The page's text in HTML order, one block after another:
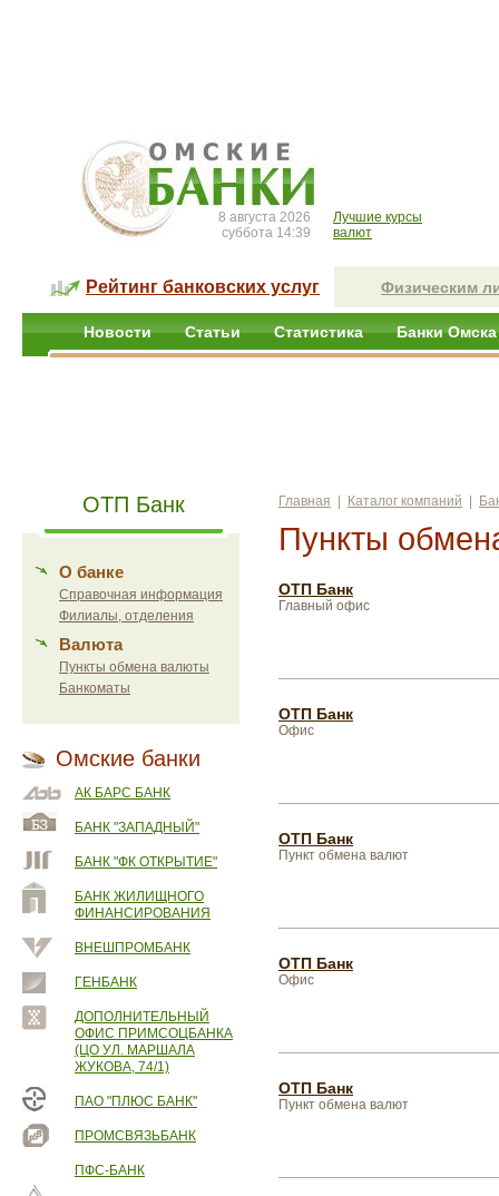
8 августа 2026
суббота 14:39
Лучшие курсы
валют
Рейтинг банковских услуг Физическим
Новости Статьи Статистика Банки Омска
ОТП Банк
О банке
Справочная информация
Филиалы, отделения
Валюта
Пункты обмена валюты
Банкоматы
Омские банки
АК БАРС БАНК
БАНК "ЗАПАДНЫЙ"
БАНК "ФК ОТКРЫТИЕ"
БАНК ЖИЛИЩНОГО
ФИНАНСИРОВАНИЯ
ВНЕШПРОМБАНК
ГЕНБАНК
ДОПОЛНИТЕЛЬНЫЙ
ОФИС ПРИМСОЦБАНКА
(ЦО УЛ. МАРШАЛА
ЖУКОВА, 74/1)
ПАО "ПЛЮС БАНК"
ПРОМСВЯЗЬБАНК
ПФС-БАНК
Главная Каталог компаний
Пункты
ОТП Банк
Главный офис
ОТП Банк
Офис
ОТП Банк
Пункт обмена валют
ОТП Банк
Офис
ОТП Банк
Пункт обмена валют